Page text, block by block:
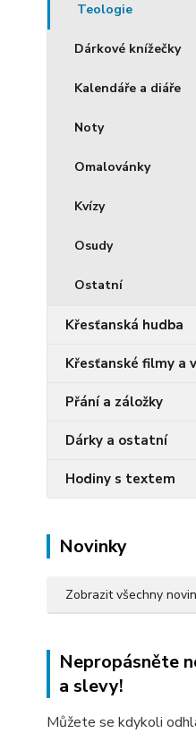
Teologie
Dárkové knížečky
Kalendáře a diáře
Noty
Omalovánky
Kvízy
Osudy
Ostatní
Křesťanská hudba
Křesťanské filmy a
Přání a záložky
Dárky a ostatní
Hodiny s textem
Novinky
Zobrazit všechny
Nepropásněte
a slevy!
Můžete se kdykoli